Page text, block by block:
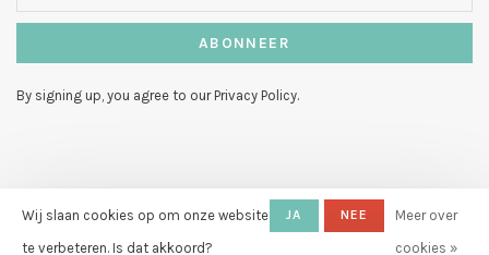
ABONNEER
By signing up, you agree to our Privacy Policy.
© Copyright 2026 Hello My Love-
Wij slaan cookies op om onze website
te verbeteren. Is dat akkoord?
JA NEE
Meer over
cookies »